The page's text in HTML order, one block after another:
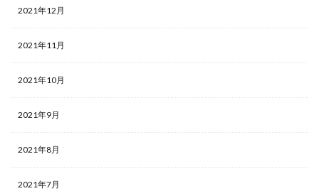
2021年12月
2021年11月
2021年10月
2021年9月
2021年8月
2021年7月